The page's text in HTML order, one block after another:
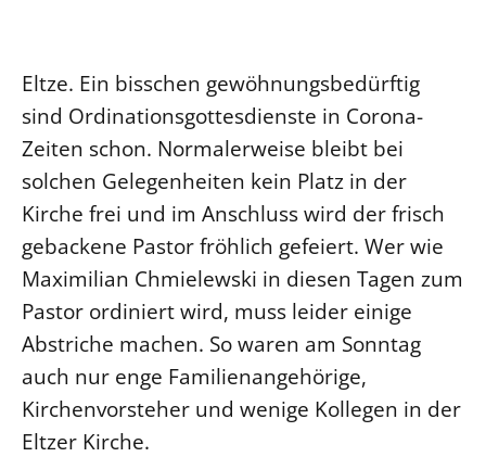
Eltze. Ein bisschen gewöhnungsbedürftig
sind Ordinationsgottesdienste in Corona-
Zeiten schon. Normalerweise bleibt bei
solchen Gelegenheiten kein Platz in der
Kirche frei und im Anschluss wird der frisch
gebackene Pastor fröhlich gefeiert. Wer wie
Maximilian Chmielewski in diesen Tagen zum
Pastor ordiniert wird, muss leider einige
Abstriche machen. So waren am Sonntag
auch nur enge Familienangehörige,
Kirchenvorsteher und wenige Kollegen in der
Eltzer Kirche.
Personalausschuss
LANDESKIRCHENAMT
Willkommen
Kollegium
Abteilungen des Landeskirchenamts
Fachstelle Sexualisierte Gewalt
Beschwerdestellen
Kirchenämter
Gleichstellung
Datenschutz
Glaubensbekenntnis
Ökumene
Religionen
KLIMASCHUTZ
Nachhaltigkeit
Erneuerbare Energien
Mobilität
Naturschutz
Gebäude
Datenschutz
Kontakt
Barrierefreiheit
Presse
Freie Stellen
Service für Gemeinden
Suche